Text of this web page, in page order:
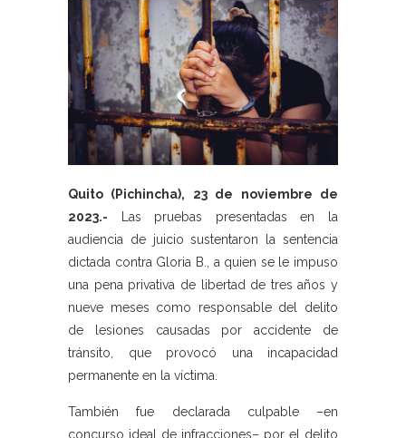
Quito (Pichincha), 23 de noviembre de
2023.- Las pruebas presentadas en la
audiencia de juicio sustentaron la sentencia
dictada contra Gloria B., a quien se le impuso
una pena privativa de libertad de tres años y
nueve meses como responsable del delito
de lesiones causadas por accidente de
tránsito, que provocó una incapacidad
permanente en la víctima.
También fue declarada culpable –en
concurso ideal de infracciones– por el delito